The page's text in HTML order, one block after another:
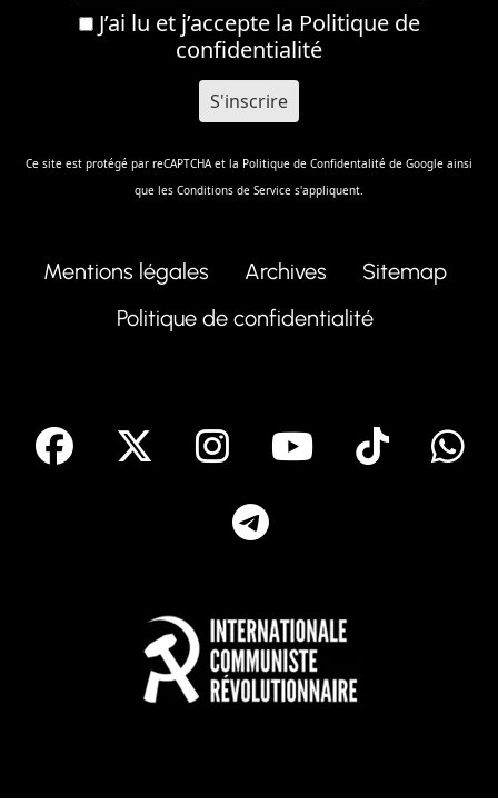
J’ai lu et j’accepte la Politique de
confidentialité
Ce site est protégé par reCAPTCHA et la Politique de Confidentalité de Google ainsi
que les Conditions de Service s'appliquent.
Mentions légales Archives
Sitemap
Politique de confidentialité
facebook Instagram
Youtube
Tik